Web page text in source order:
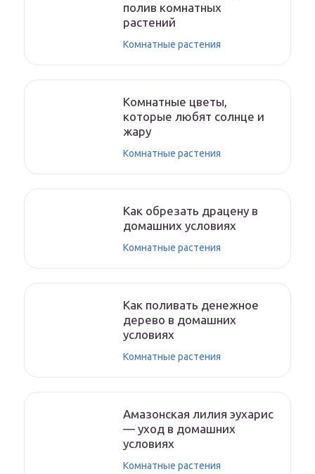
полив комнатных
растений
Комнатные растения
Комнатные цветы,
которые любят солнце и
жару
Комнатные растения
Как обрезать драцену в
домашних условиях
Комнатные растения
Как поливать денежное
дерево в домашних
условиях
Комнатные растения
Амазонская лилия эухарис
— уход в домашних
условиях
Комнатные растения